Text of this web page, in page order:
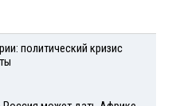
политический кризис